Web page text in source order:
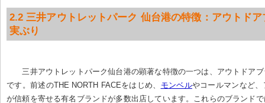
2.2 三井アウトレットパーク 仙台港の特徴：アウトド
実ぶり
三井アウトレットパーク仙台港の顕著な特徴の一つは、アウトドア
です。前述のTHE NORTH FACEをはじめ、 モンベルやコールマンなど
が信頼を寄せる有名ブランドが多数出店しています。これらのブランド